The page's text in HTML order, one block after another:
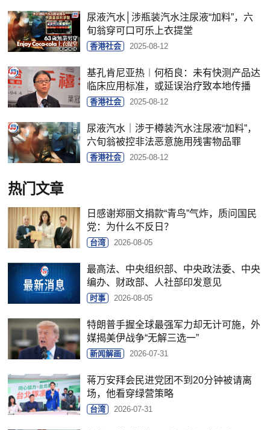
尿液汽水│涉瓶装汽水注尿液“加料”，六
旬翁穿可口可乐上衣提堂
香港社会 2025-08-12
基孔肯尼亚热︱何栢良：未有快测产品达
临床应用标准，或延误治疗致本地传播
香港社会 2025-08-12
尿液汽水｜涉于樽装汽水注尿液“加料”，
六旬翁被控非法恶意施用残害物品罪
香港社会 2025-08-12
热门文章
日感谢郑丽文捐款“青鸟”气炸，质问国民
党：为什么不反日？
台湾 2026-08-05
最高法、中央组织部、中央政法委、中央
编办、财政部、人社部印发意见
时事 2026-08-05
特朗普手握全球最强军力却无计可施，外
媒揭美伊战争“无解三选一”
新闻解画 2026-07-31
蒋万安拜会民进党团不到20分钟被请离
场，他看穿绿营策略
台湾 2026-07-31